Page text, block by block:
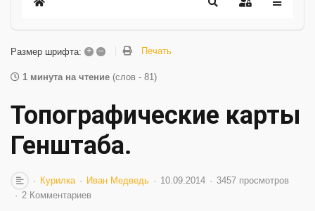
Размер шрифта: + – Печать
1 минута на чтение (слов - 81)
Топографические карты
Генштаба.
Курилка Иван Медведь 10.09.2014
3457 просмотров
2 Комментариев